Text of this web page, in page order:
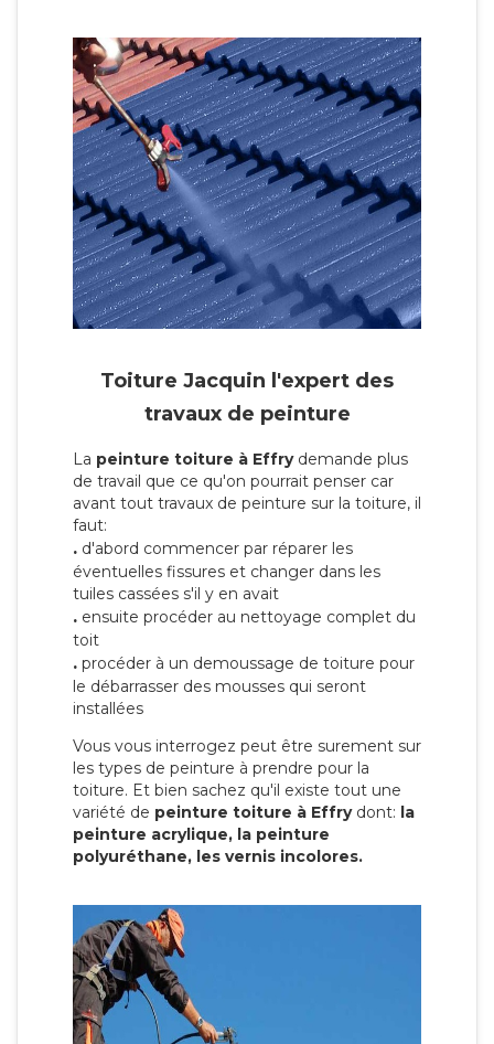
Toiture Jacquin l'expert des
travaux de peinture
La peinture toiture à Effrydemande plus
de travail que ce qu'on pourrait penser car
avant tout travaux de peinture sur la toiture, il
faut:
. d'abord commencer par réparer les
éventuelles fissures et changer dans les
tuiles cassées s'il y en avait
. ensuite procéder au nettoyage complet du
toit
. procéder à un demoussage de toiture pour
le débarrasser des mousses qui seront
installées
Vous vous interrogez peut être surement sur
les types de peinture à prendre pour la
toiture. Et bien sachez qu'il existe tout une
variété de peinture toiture à Effry dont: la
peinture acrylique, la peinture
polyuréthane, les vernis incolores.